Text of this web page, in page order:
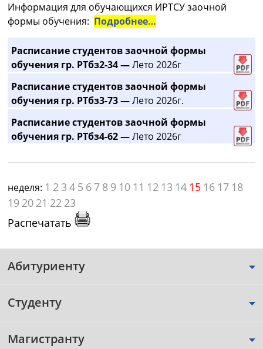
Информация для обучающихся ИРТСУ заочной
формы обучения: Подробнее…
Расписание студентов заочной формы
обучения гр. РТбз2-34 —Лето 2026г
Расписание студентов заочной формы
обучения гр. РТбз3-73 —Лето 2026г.
Расписание студентов заочной формы
обучения гр. РТбз4-62 —Лето 2026г
неделя: 1 2 3 4 5 6 7 8 9 10 11 12 13 14 15 16 17 18
19 20 21 22 23
Распечатать
Абитуриенту
Студенту
Магистранту